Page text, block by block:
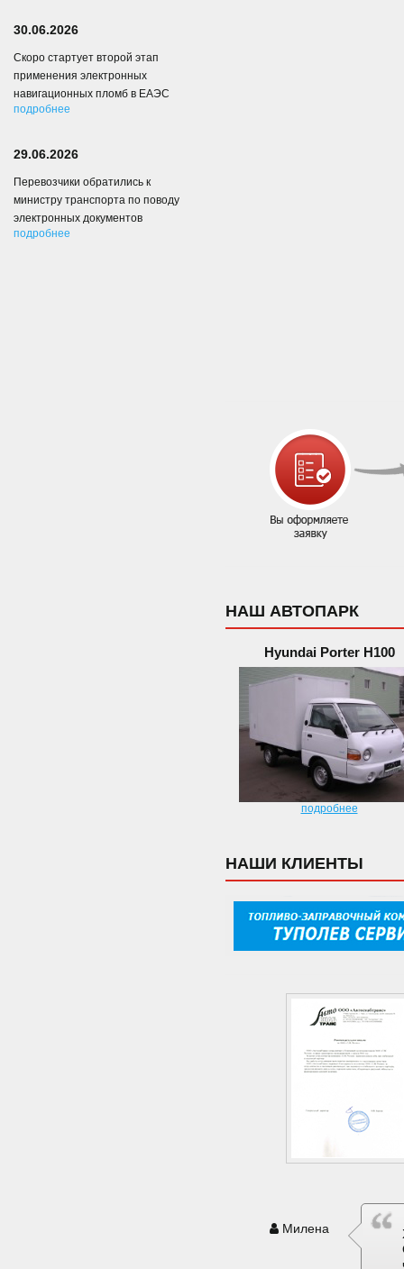
НАШ АВТОПАРК
Hyundai Porter H100
подробнее
НАШИ КЛИЕНТЫ
Милена
30.06.2026
Скоро стартует второй этап
применения электронных
навигационных пломб в ЕАЭС
подробнее
29.06.2026
Перевозчики обратились к
министру транспорта по поводу
электронных документов
подробнее